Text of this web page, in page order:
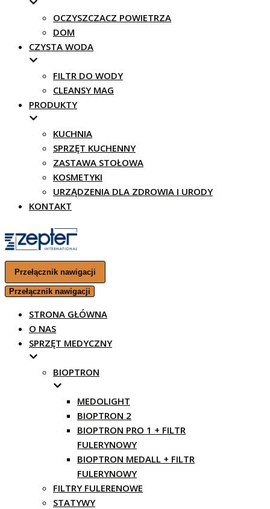
OCZYSZCZACZ POWIETRZA
DOM
CZYSTA WODA
FILTR DO WODY
CLEANSY MAG
PRODUKTY
KUCHNIA
SPRZĘT KUCHENNY
ZASTAWA STOŁOWA
KOSMETYKI
URZĄDZENIA DLA ZDROWIA I URODY
KONTAKT
Przełącznik nawigacji
Przełącznik nawigacji
STRONA GŁÓWNA
O NAS
SPRZĘT MEDYCZNY
BIOPTRON
MEDOLIGHT
BIOPTRON 2
BIOPTRON PRO 1 + FILTR
FULERYNOWY
BIOPTRON MEDALL + FILTR
FULERYNOWY
FILTRY FULERENOWE
STATYWY